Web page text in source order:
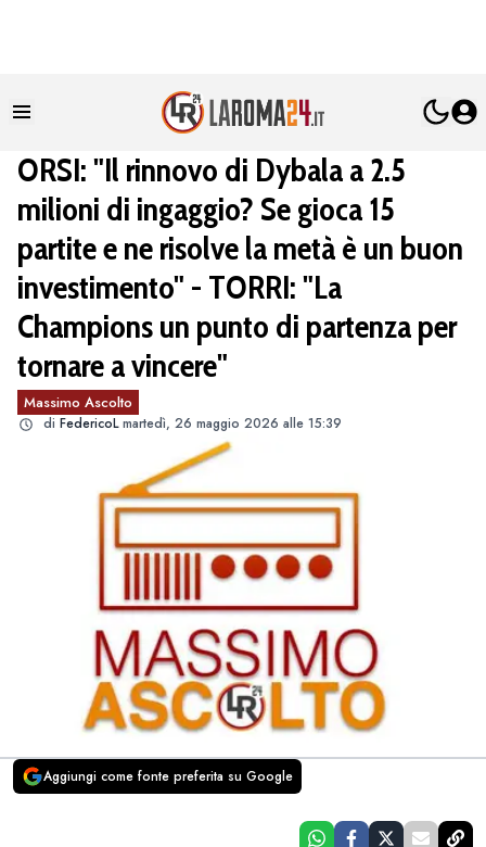
ORSI: "Il rinnovo di Dybala a 2.5
milioni di ingaggio? Se gioca 15
partite e ne risolve la metà è un buon
investimento" - TORRI: "La
Champions un punto di partenza per
tornare a vincere"
Massimo Ascolto
di FedericoL martedì, 26 maggio 2026 alle 15:39
Aggiungi come fonte preferita su Google